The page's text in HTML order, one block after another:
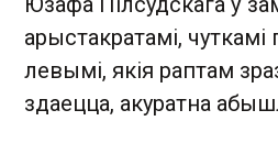
арыстакратамі, чуткамі
левымі, якія раптам
здаецца, акуратна